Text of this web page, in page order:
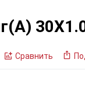
Сравнить